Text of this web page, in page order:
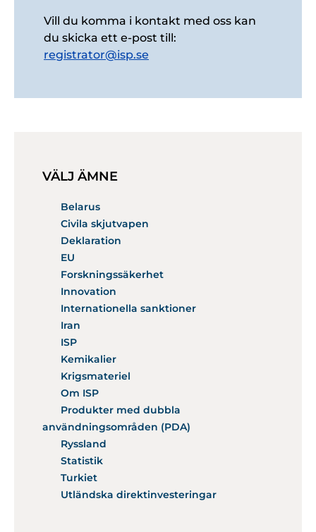
Vill du komma i kontakt med oss kan
du skicka ett e-post till:
registrator@isp.se
VÄLJ ÄMNE
Belarus
Civila skjutvapen
Deklaration
EU
Forskningssäkerhet
Innovation
Internationella sanktioner
Iran
ISP
Kemikalier
Krigsmateriel
Om ISP
Produkter med dubbla
användningsområden (PDA)
Ryssland
Statistik
Turkiet
Utländska direktinvesteringar